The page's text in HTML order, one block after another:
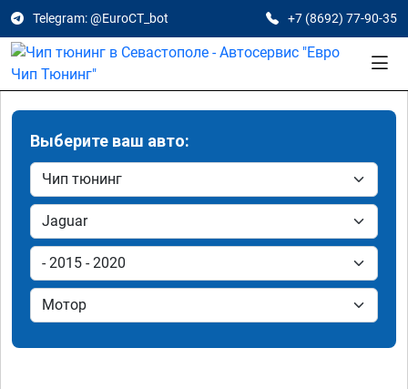
Telegram: @EuroCT_bot +7 (8692) 77-90-35
Выберите ваш авто: